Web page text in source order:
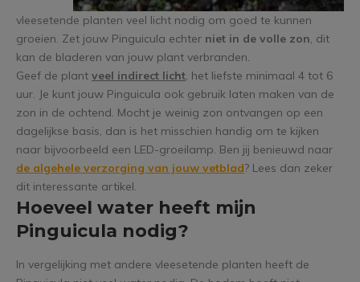
vleesetende planten veel licht nodig om goed te kunnen
groeien. Zet jouw Pinguicula echter niet in de volle zon, dit
kan de bladeren van jouw plant verbranden.
Geef de plant veel indirect licht, het liefste minimaal 4 tot 6
uur. Je kunt jouw Pinguicula ook gebruik laten maken van de
zon in de ochtend. Mocht je weinig zon ontvangen op een
dagelijkse basis, dan is het misschien handig om te kijken
naar bijvoorbeeld een LED-groeilamp. Ben jij benieuwd naar
de algehele verzorging van jouw vetblad? Lees dan zeker
dit interessante artikel.
Hoeveel water heeft mijn
Pinguicula nodig?
In vergelijking met andere vleesetende planten heeft de